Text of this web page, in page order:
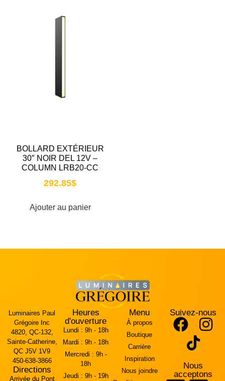
BOLLARD EXTÉRIEUR
30″ NOIR DEL 12V –
COLUMN LRB20-CC
292.85$
Ajouter au panier
Luminaires Paul
Grégoire Inc
4820, QC-132,
Sainte-Catherine,
QC J5V 1V9
450-638-3866
Directions
Arrivée du Pont
Heures
d'ouverture
Lundi : 9h - 18h
Mardi : 9h - 18h
Mercredi : 9h -
18h
Jeudi : 9h - 19h
Menu
À propos
Boutique
Carrière
Inspiration
Nous joindre
Suivez-nous
Nous
acceptons